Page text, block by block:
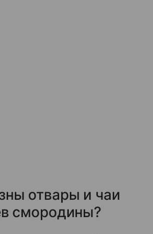
отвары и чаи
смородины?